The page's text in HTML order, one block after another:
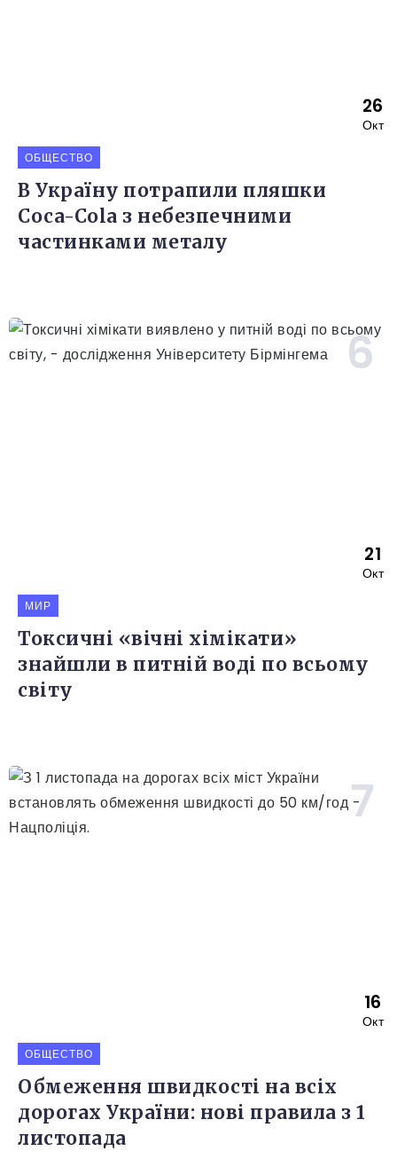
26
Окт
ОБЩЕСТВО
В Україну потрапили пляшки
Coca-Cola з небезпечними
частинками металу
21
Окт
МИР
Токсичні «вічні хімікати»
знайшли в питній воді по всьому
світу
16
Окт
ОБЩЕСТВО
Обмеження швидкості на всіх
дорогах України: нові правила з 1
листопада